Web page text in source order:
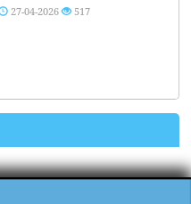
27-04-2026 517